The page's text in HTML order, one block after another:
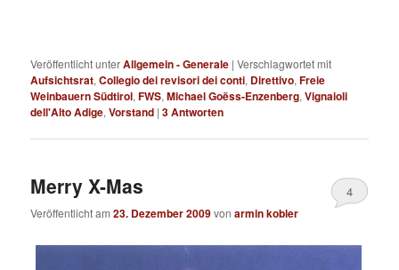
Veröffentlicht unterAllgemein - Generale |Verschlagwortet mit
Aufsichtsrat,Collegio dei revisori dei conti, Direttivo,Freie
Weinbauern Südtirol,FWS,Michael Goëss-Enzenberg,Vignaioli
dell'Alto Adige,Vorstand |3Antworten
Merry X-Mas
Veröffentlicht am23. Dezember 2009vonarmin kobler
4